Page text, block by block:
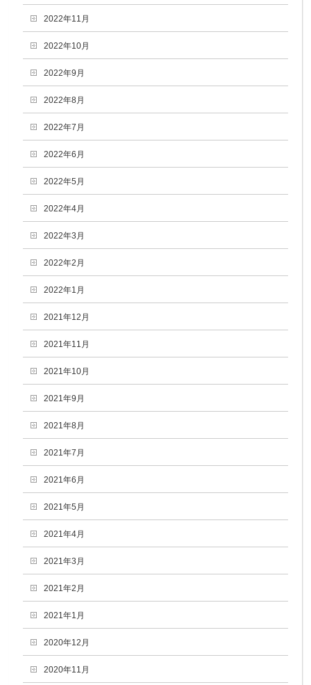
2022年11月
2022年10月
2022年9月
2022年8月
2022年7月
2022年6月
2022年5月
2022年4月
2022年3月
2022年2月
2022年1月
2021年12月
2021年11月
2021年10月
2021年9月
2021年8月
2021年7月
2021年6月
2021年5月
2021年4月
2021年3月
2021年2月
2021年1月
2020年12月
2020年11月